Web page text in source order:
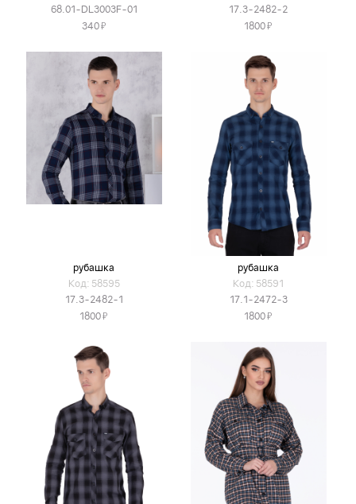
68.01-DL3003F-01
340Я
17.3-2482-2
1800Я
рубашка
Код: 58595
17.3-2482-1
1800Я
рубашка
Код: 58591
17.1-2472-3
1800Я